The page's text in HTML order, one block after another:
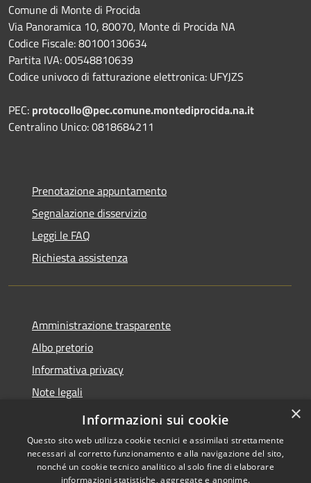
Comune di Monte di Procida
Via Panoramica 10, 80070, Monte di Procida NA
Codice Fiscale: 80100130634
Partita IVA: 00548810639
Codice univoco di fatturazione elettronica: UFYJZS
PEC: protocollo@pec.comune.montediprocida.na.it
Centralino Unico:0818684211
Prenotazione appuntamento
Segnalazione disservizio
Leggi le FAQ
Richiesta assistenza
Amministrazione trasparente
Albo pretorio
Informativa privacy
Note legali
Dichiarazione di accessibilità
×
Informazioni sui cookie
Questo sito web utilizza cookie tecnici e assimilati strettamente
necessari al corretto funzionamento e alla navigazione del sito,
nonché un cookie tecnico analitico al solo fine di elaborare
informazioni statistiche, aggregate e anonime.